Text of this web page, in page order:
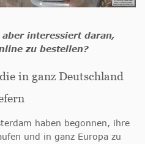
interessiert daran,
zu bestellen?
in ganz Deutschland
haben begonnen, ihre
und in ganz Europa zu